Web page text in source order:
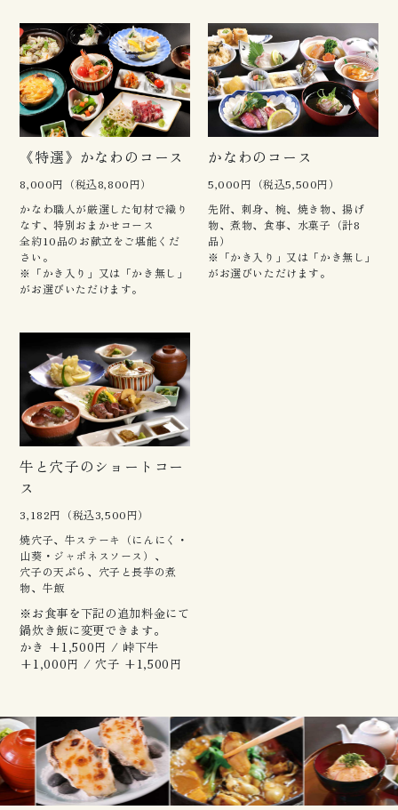
《特選》かなわのコース
8,000円（税込8,800円）
かなわ職人が厳選した旬材で織り
なす、特別おまかせコース
全約10品のお献立をご堪能くだ
さい。
※「かき入り」又は「かき無し」
がお選びいただけます。
かなわのコース
5,000円（税込5,500円）
先附、刺身、椀、焼き物、揚げ
物、煮物、食事、水菓子（計8
品）
※「かき入り」又は「かき無し」
がお選びいただけます。
牛と穴子のショートコー
ス
3,182円（税込3,500円）
焼穴子、牛ステーキ（にんにく・
山葵・ジャポネスソース）、
穴子の天ぷら、穴子と長芋の煮
物、牛飯
※お食事を下記の追加料金にて
鍋炊き飯に変更できます。
かき +1,500円 / 峠下牛
+1,000円 / 穴子 +1,500円